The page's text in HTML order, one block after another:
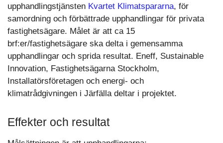
upphandlingstjänsten Kvartet Klimatspararna, för
samordning och förbättrade upphandlingar för privata
fastighetsägare. Målet är att ca 15
brf:er/fastighetsägare ska delta i gemensamma
upphandlingar och sprida resultat. Eneff, Sustainable
Innovation, Fastighetsägarna Stockholm,
Installatörsföretagen och energi- och
klimatrådgivningen i Järfälla deltar i projektet.
Effekter och resultat